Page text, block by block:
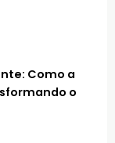
Como a
o